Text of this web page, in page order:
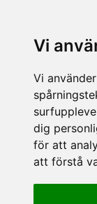
Vi
Vi
dig
för att
att förstå